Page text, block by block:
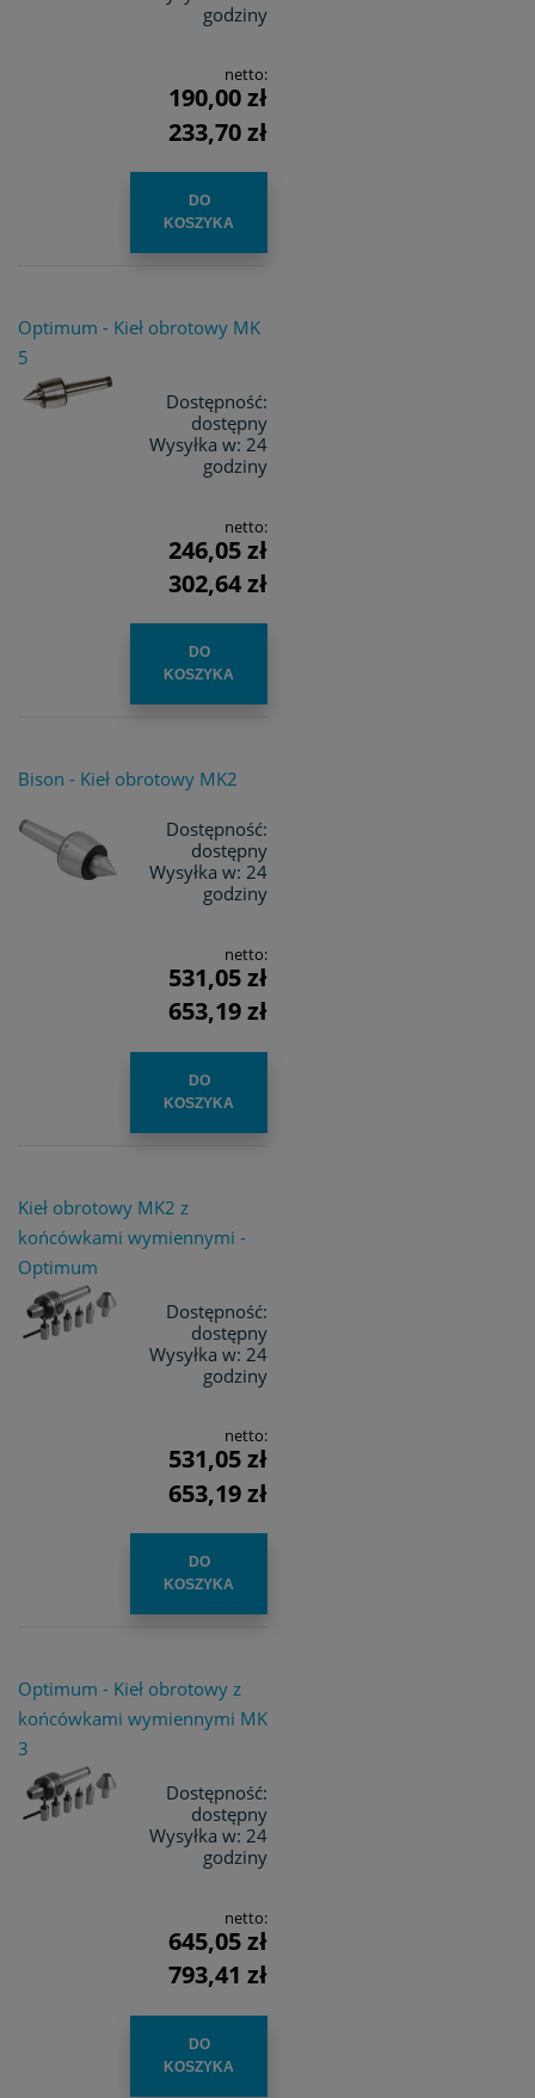
godziny
netto:
190,00 zł
233,70 zł
DO
KOSZYKA
Optimum - Kieł obrotowy MK
5
Dostępność:
dostępny
Wysyłka w: 24
godziny
netto:
246,05 zł
302,64 zł
DO
KOSZYKA
Bison - Kieł obrotowy MK2
Dostępność:
dostępny
Wysyłka w: 24
godziny
netto:
531,05 zł
653,19 zł
DO
KOSZYKA
Kieł obrotowy MK2 z
końcówkami wymiennymi -
Optimum
Dostępność:
dostępny
Wysyłka w: 24
godziny
netto:
531,05 zł
653,19 zł
DO
KOSZYKA
Optimum - Kieł obrotowy z
końcówkami wymiennymi MK
3
Dostępność:
dostępny
Wysyłka w: 24
godziny
netto:
645,05 zł
793,41 zł
DO
KOSZYKA